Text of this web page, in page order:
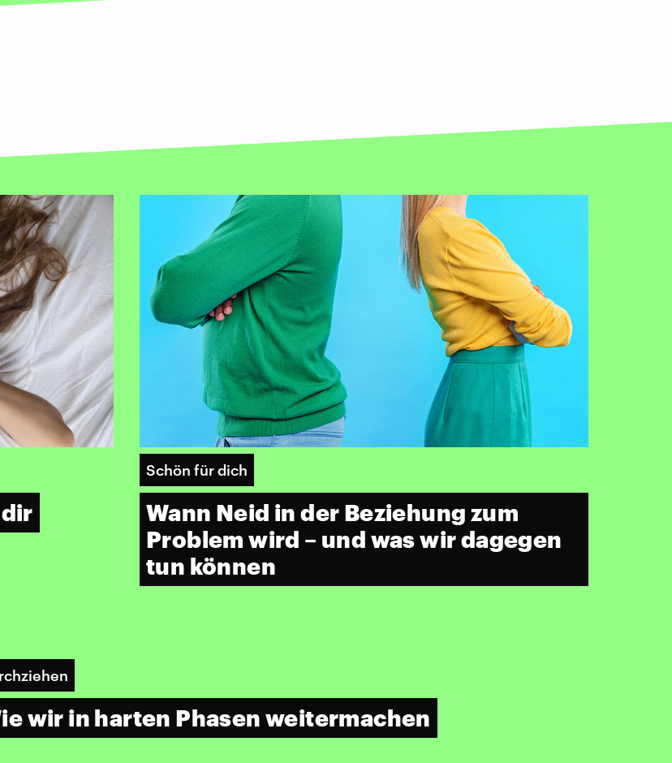
Schön für dich
Wann Neid in der Beziehung zum
Problem wird – und was wir dagegen
tun können
wir in harten Phasen weitermachen